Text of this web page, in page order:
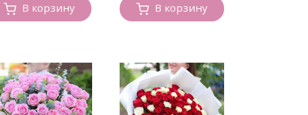
В корзину В корзину